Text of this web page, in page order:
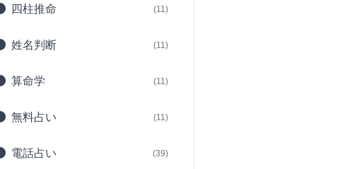
四柱推命 (11)
姓名判断 (11)
算命学 (11)
無料占い (11)
電話占い (39)